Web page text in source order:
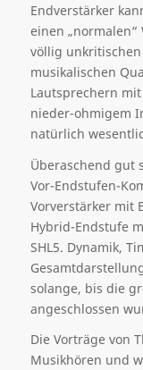
Endverstärker
einen
völlig
musikalischen
Lautsprechern
nieder-ohmigem
natürlich
Überaschend gut
Vor-Endstufen-
Vorverstärker mit
Hybrid-Endstufe
SHL5. Dynamik,
solange, bis die
angeschlossen
Die Vorträge von
Musikhören und